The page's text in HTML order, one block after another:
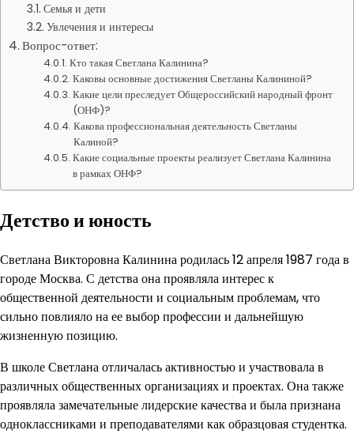
Семья и дети
Увлечения и интересы
Вопрос-ответ:
Кто такая Светлана Калинина?
Каковы основные достижения Светланы Калининой?
Какие цели преследует Общероссийский народный фронт
(ОНФ)?
Какова профессиональная деятельность Светланы
Калиной?
Какие социальные проекты реализует Светлана Калинина
в рамках ОНФ?
Детство и юность
Светлана Викторовна Калинина родилась 12 апреля 1987 года в
городе Москва. С детства она проявляла интерес к
общественной деятельности и социальным проблемам, что
сильно повлияло на ее выбор профессии и дальнейшую
жизненную позицию.
В школе Светлана отличалась активностью и участвовала в
различных общественных организациях и проектах. Она также
проявляла замечательные лидерские качества и была признана
одноклассниками и преподавателями как образцовая студентка.